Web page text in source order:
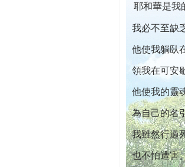
耶和華是我
我必不至缺
他使我躺臥
領我在可安
他使我的靈
為自己的名
我雖然行過
也不怕遭害
本院自開幕迄今已篩檢出